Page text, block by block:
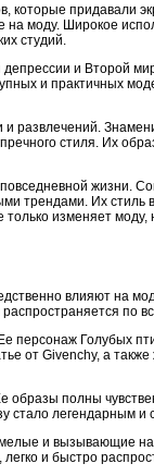
которые придавали
моду. Широкое
студий.
и Второй
и практичных
развлечений.
стиля. Их
жизни.
трендами. Их стиль
изменяет
влияют на
по
персонаж Голубых
от Givenchy, а
полны
легендарным и
и вызывающие
и быстро